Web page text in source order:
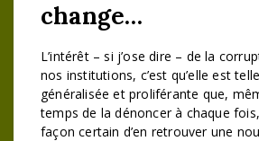
change…
L’intérêt – si j’ose dire – de la
nos institutions, c’est qu’elle est
généralisée et proliférante que,
temps de la dénoncer à chaque
façon certain d’en retrouver une